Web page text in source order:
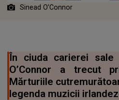
Sinead O’Connor
În ciuda carierei sale
O’Connor a trecut
Mărturiile
legenda muzicii